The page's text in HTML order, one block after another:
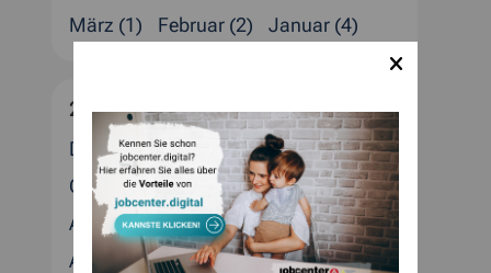
März (1) Februar (2) Januar (4)
2016
Dezember (5)
November (1)
Oktober (1)
September (1)
August (4)
Juli (2) Juni (1)
Mai (1)
April (4)
März (2)
Februar (4)